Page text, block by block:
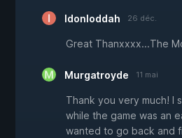
Idonloddah 26 déc.
Great Thanxxxx...The
Murgatroyde 11 mai
Thank you very much! I
while the game was an
wanted to go back and